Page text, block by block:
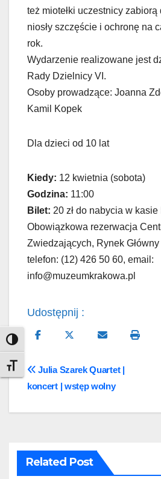
Toggle High Contrast
Toggle Font size
też miotełki uczestnicy
niosły szczęście i ochronę na
rok.
Wydarzenie realizowane jest
Rady Dzielnicy VI.
Osoby prowadzące: Joanna
Kamil Kopek
Dla dzieci od 10 lat
Kiedy: 12 kwietnia (sobota)
Godzina: 11:00
Bilet: 20 zł do nabycia w
Obowiązkowa rezerwacja
Zwiedzających, Rynek Główny
telefon: (12) 426 50 60, email:
info@muzeumkrakowa.pl
Udostępnij :
Nawigacja
wpisu
Julia Szarek Quartet |
koncert | wstęp wolny
Related Post